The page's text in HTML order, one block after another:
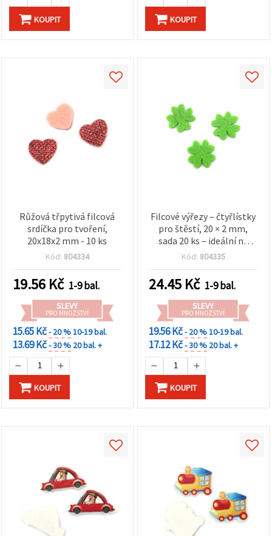
KOUPIT KOUPIT
Růžová třpytivá filcová
srdíčka pro tvoření,
20x18x2 mm - 10 ks
Kód: 804334
19.56 Kč 1-9 bal.
SLEVY
PRO MNOŽSTVÍ
15.65 Kč- 20 %10-19 bal.
13.69 Kč- 30 % 20 bal. +
KOUPIT
Filcové výřezy – čtyřlístky
pro štěstí, 20 × 2 mm,
sada 20 ks – ideální na
tvoření ke Dni sv. Patrika,
DIY
Kód: 804335
24.45 Kč 1-9 bal.
SLEVY
PRO MNOŽSTVÍ
19.56 Kč- 20 %10-19 bal.
17.12 Kč- 30 % 20 bal. +
KOUPIT